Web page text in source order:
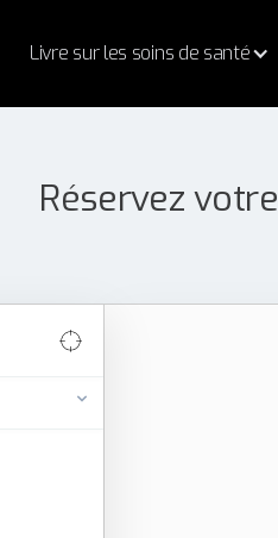
Livre sur les soins de santé
Réservez votre